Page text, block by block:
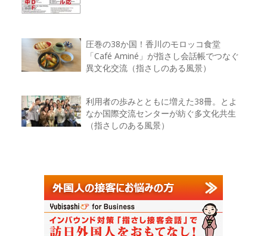
圧巻の38か国！香川のモロッコ食堂
「Café Aminé」が指さし会話帳でつなぐ
異文化交流（指さしのある風景）
利用者の歩みとともに増えた38冊。とよ
なか国際交流センターが紡ぐ多文化共生
（指さしのある風景）